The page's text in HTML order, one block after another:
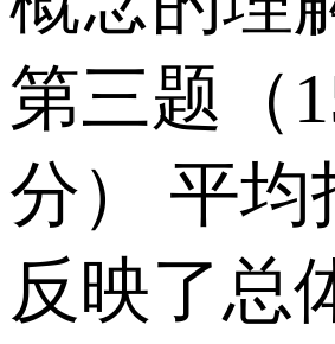
第三题（
分） 平均
反映了总